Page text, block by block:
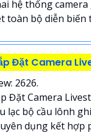
hệ thống
toàn bộ diễn biến
Đặt Camera
2626.
Đặt Camera
lạc bộ cầu lônh
dụng kết hợp